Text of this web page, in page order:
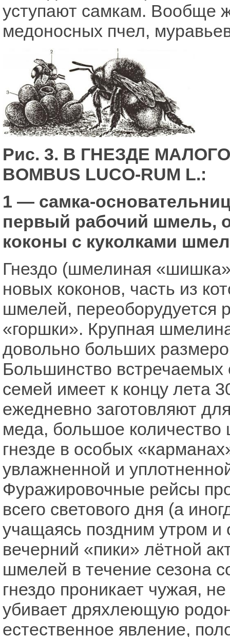
уступают самкам. Вообще
медоносных пчел,
Рис. 3. В ГНЕЗДЕ
BOMBUS LUCO-RUM L.:
1 — самка-
первый рабочий шмель,
коконы с куколками
Гнездо (шмелиная
новых коконов, часть из
шмелей,
«горшки». Крупная
довольно больших
Большинство
семей имеет к концу лета
ежедневно заготовляют
меда, большое
гнезде в особых
увлажненной и
Фуражировочные рейсы
всего светового дня (а
учащаясь поздним утром и
вечерний «пики» лётной
шмелей в течение сезона
гнездо проникает чужая,
убивает дряхлеющую
естественное явление,